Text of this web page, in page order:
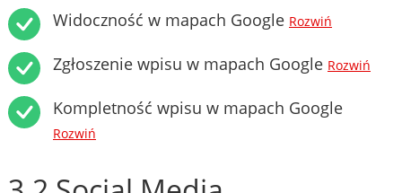
Widoczność w mapach Google Rozwiń
Zgłoszenie wpisu w mapach Google Rozwiń
Kompletność wpisu w mapach Google
Rozwiń